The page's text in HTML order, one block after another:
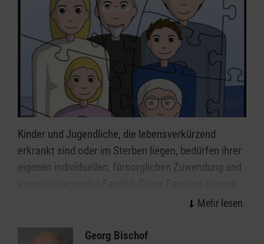
Ehrenamt (Link EA-Seite) bei den Maltesern in
Schweinfurt.
Nähere Informationen zur Hospizarbeit
in Schweinfurt
Kinder und Jugendliche, die lebensverkürzend
erkrankt sind oder im Sterben liegen, bedürfen ihrer
eigenen individuellen, fürsorglichen Zuwendung und
alle Gefühle wie Wut, Ohnmacht, verzweifelten
Schmerz und Liebe.Georg Bischof